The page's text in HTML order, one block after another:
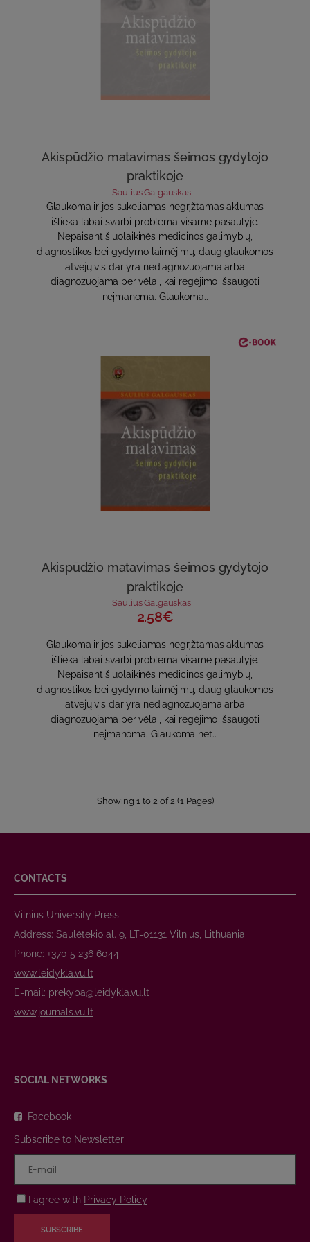
Akispūdžio matavimas šeimos gydytojo
praktikoje
Saulius Galgauskas
Glaukoma ir jos sukeliamas negrįžtamas aklumas
išlieka labai svarbi problema visame pasaulyje.
Nepaisant šiuolaikinės medicinos galimybių,
diagnostikos bei gydymo laimėjimų, daug glaukomos
atvejų vis dar yra nediagnozuojama arba
diagnozuojama per vėlai, kai regėjimo išsaugoti
neįmanoma. Glaukoma..
Akispūdžio matavimas šeimos gydytojo
praktikoje
Saulius Galgauskas
2.58€
Glaukoma ir jos sukeliamas negrįžtamas aklumas
išlieka labai svarbi problema visame pasaulyje.
Nepaisant šiuolaikinės medicinos galimybių,
diagnostikos bei gydymo laimėjimų, daug glaukomos
atvejų vis dar yra nediagnozuojama arba
diagnozuojama per vėlai, kai regėjimo išsaugoti
neįmanoma. Glaukoma net..
Showing 1 to 2 of 2 (1 Pages)
CONTACTS
Vilnius University Press
Address: Saulėtekio al. 9, LT-01131 Vilnius, Lithuania
Phone: +370 5 236 6044
www.leidykla.vu.lt
E-mail: prekyba@leidykla.vu.lt
www.journals.vu.lt
SOCIAL NETWORKS
Facebook
Subscribe to Newsletter
I agree with Privacy Policy
SUBSCRIBE